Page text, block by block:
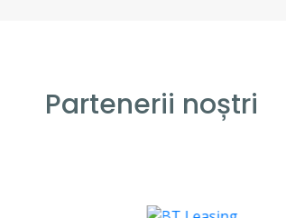
Partenerii noștri